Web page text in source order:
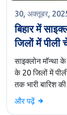
30, अक्तूबर,
बिहार में
जिलों में पीली
साइक्लोन मॉन्था
के 20 जिलों में
तक भारी बारिश
और पढ़ें